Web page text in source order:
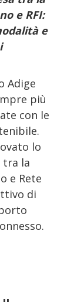
e RFI:
e
Adige
più
con le
lo
tra la
e Rete
di